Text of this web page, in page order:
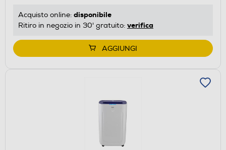
Acquisto online: disponibile
Ritiro in negozio in 30' gratuito: verifica
AGGIUNGI